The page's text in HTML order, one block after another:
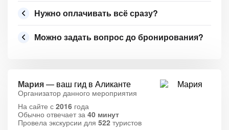
Нужно оплачивать всё сразу?
Можно задать вопрос до бронирования?
Мария— ваш гид в Аликанте
Организатор данного мероприятия
На сайте с 2016 года
Обычно отвечает за 40 минут
Провела экскурсии для 522 туристов